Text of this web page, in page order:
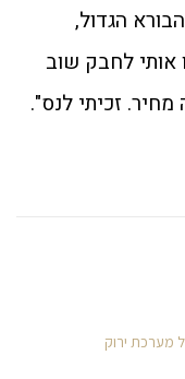
הגדול,
אותי לחבק שוב
זכיתי לנס".
מערכת ירוק